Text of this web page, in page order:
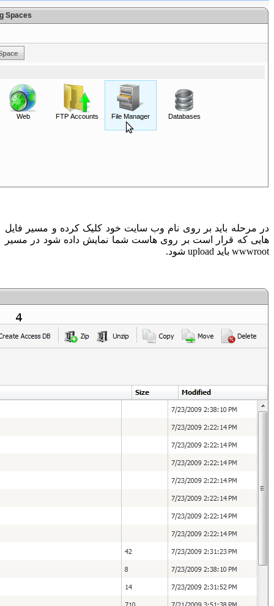
در مرحله باید بر روی نام وب سایت خود کلیک کرده و مسیر فایل
هایی که قرار است بر روی هاست شما نمایش داده شود در مسیر
wwwroot باید upload شود.